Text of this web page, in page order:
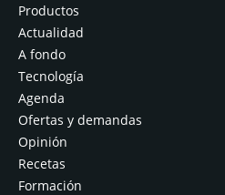
Productos
Actualidad
A fondo
Tecnología
Agenda
Ofertas y demandas
Opinión
Recetas
Formación